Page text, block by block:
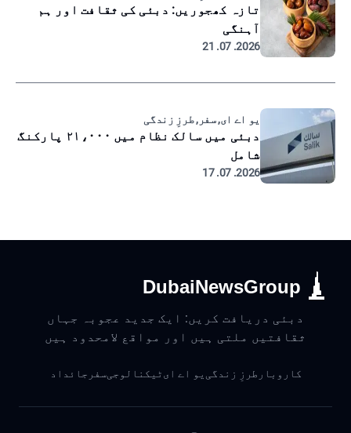
تازہ کھجوریں: دبئی کی ثقافت اور ہم
آہنگی
2026. 07. 21
یو اے ای, سفر, طرزِ زندگی
دبئی میں سالک نظام میں ۲۱،۰۰۰ پارکنگ
شامل
2026. 07. 17
DubaiNewsGroup
دبئی دریافت کریں: ایک جدید عجوبہ جہاں
ثقافتیں ملتی ہیں اور مواقع لامحدود ہیں
کاروبار طرزِ زندگی یو اے ایٹیکنالوجیسفر جائداد